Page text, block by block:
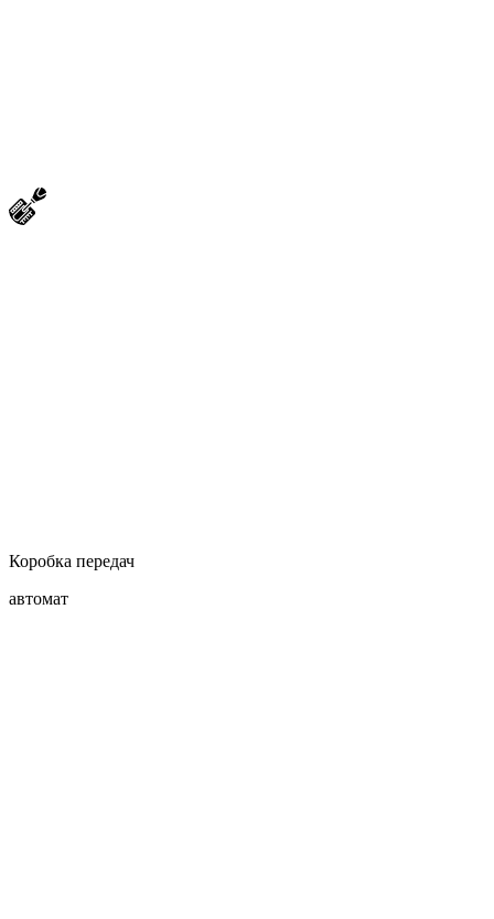
Коробка передач
автомат